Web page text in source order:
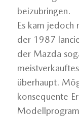
beizubringen.
Es kam jedoch
der 1987
der Mazda
überhaupt.
konsequente